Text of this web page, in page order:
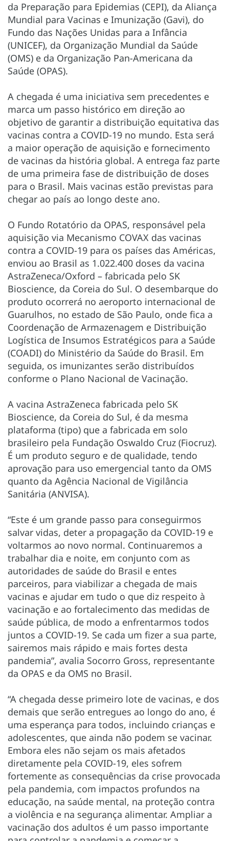
da Preparação para Epidemias (CEPI), da Aliança
Mundial para Vacinas e Imunização (Gavi), do
Fundo das Nações Unidas para a Infância
(UNICEF), da Organização Mundial da Saúde
(OMS) e da Organização Pan-Americana da
Saúde (OPAS).
A chegada é uma iniciativa sem precedentes e
marca um passo histórico em direção ao
objetivo de garantir a distribuição equitativa das
vacinas contra a COVID-19 no mundo. Esta será
a maior operação de aquisição e fornecimento
de vacinas da história global. A entrega faz parte
de uma primeira fase de distribuição de doses
para o Brasil. Mais vacinas estão previstas para
chegar ao país ao longo deste ano.
O Fundo Rotatório da OPAS, responsável pela
aquisição via Mecanismo COVAX das vacinas
contra a COVID-19 para os países das Américas,
enviou ao Brasil as 1.022.400 doses da vacina
AstraZeneca/Oxford – fabricada pelo SK
Bioscience, da Coreia do Sul. O desembarque do
produto ocorrerá no aeroporto internacional de
Guarulhos, no estado de São Paulo, onde fica a
Coordenação de Armazenagem e Distribuição
Logística de Insumos Estratégicos para a Saúde
(COADI) do Ministério da Saúde do Brasil. Em
seguida, os imunizantes serão distribuídos
conforme o Plano Nacional de Vacinação.
A vacina AstraZeneca fabricada pelo SK
Bioscience, da Coreia do Sul, é da mesma
plataforma (tipo) que a fabricada em solo
brasileiro pela Fundação Oswaldo Cruz (Fiocruz).
É um produto seguro e de qualidade, tendo
aprovação para uso emergencial tanto da OMS
quanto da Agência Nacional de Vigilância
Sanitária (ANVISA).
“Este é um grande passo para conseguirmos
salvar vidas, deter a propagação da COVID-19 e
voltarmos ao novo normal. Continuaremos a
trabalhar dia e noite, em conjunto com as
autoridades de saúde do Brasil e entes
parceiros, para viabilizar a chegada de mais
vacinas e ajudar em tudo o que diz respeito à
vacinação e ao fortalecimento das medidas de
saúde pública, de modo a enfrentarmos todos
juntos a COVID-19. Se cada um fizer a sua parte,
sairemos mais rápido e mais fortes desta
pandemia”, avalia Socorro Gross, representante
da OPAS e da OMS no Brasil.
“A chegada desse primeiro lote de vacinas, e dos
demais que serão entregues ao longo do ano, é
uma esperança para todos, incluindo crianças e
adolescentes, que ainda não podem se vacinar.
Embora eles não sejam os mais afetados
diretamente pela COVID-19, eles sofrem
fortemente as consequências da crise provocada
pela pandemia, com impactos profundos na
educação, na saúde mental, na proteção contra
a violência e na segurança alimentar. Ampliar a
vacinação dos adultos é um passo importante